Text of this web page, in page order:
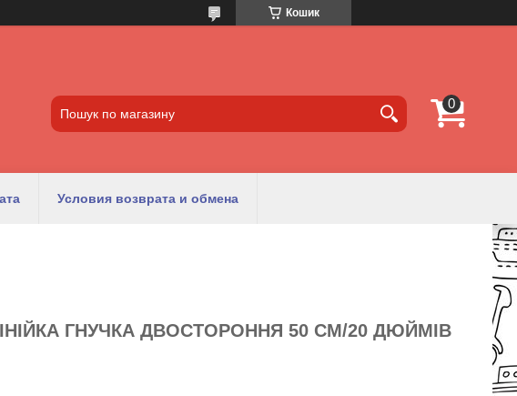
Кошик
Условия возврата и обмена
ГНУЧКА ДВОСТОРОННЯ 50 СМ/20 ДЮЙМІВ